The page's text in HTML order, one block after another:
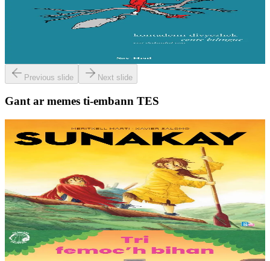
Esben zo ur paotr bihan hag en deus unnek breur bras ha kreñv. Met
n’int ket gwall fin. Alies o devez ezhomm da gaout un tamm sikour
Previous slide Next slide
Gant ar memes ti-embann TES
TES
Sunakay
Deuet eo ar mor da vezañ ur pezh lennad loustoni hep netra vev
ennañ ken. Div c’hoar zo o chom war un enez plastik, o klask bevañ
evel ma c’hallont, e-touez al lastez....
Er stok25,00 €
3 bloaz hag ouzhpenn
TES